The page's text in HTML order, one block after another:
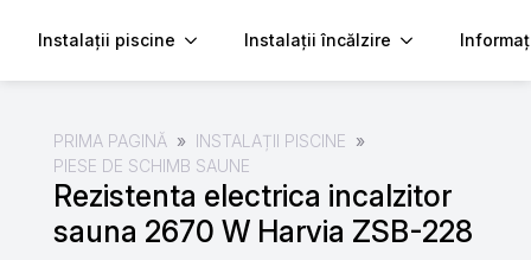
Instalații piscine Instalații încălzire
PRIMA PAGINĂ
INSTALAȚII PISCINE
PIESE DE SCHIMB SAUNE
Rezistenta electrica incalzitor
sauna 2670 W Harvia ZSB-228